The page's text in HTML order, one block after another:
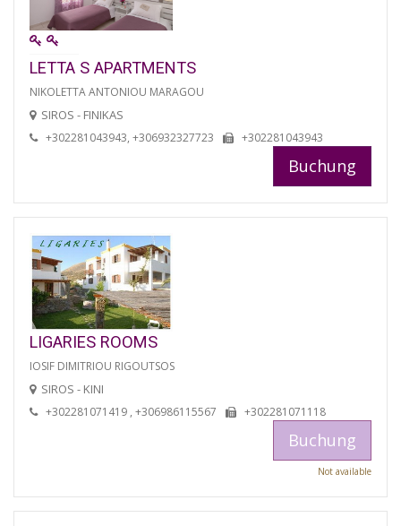
LETTA S APARTMENTS
NIKOLETTA ANTONIOU MARAGOU
SIROS - FINIKAS
+302281043943, +306932327723 +302281043943
Buchung
LIGARIES ROOMS
IOSIF DIMITRIOU RIGOUTSOS
SIROS - KINI
+302281071419 , +306986115567 +302281071118
Buchung
Not available